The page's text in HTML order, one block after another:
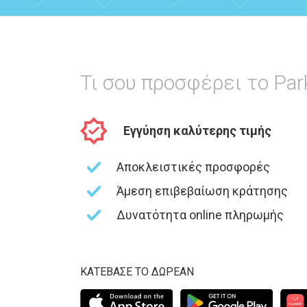
Τι σου προσφέρει το
Εγγύηση καλύτερης τιμής
Αποκλειστικές προσφορές
Άμεση επιβεβαίωση κράτησης
Δυνατότητα online πληρωμής
ΚΑΤΕΒΑΣΕ ΤΟ ΔΩΡΕΑΝ